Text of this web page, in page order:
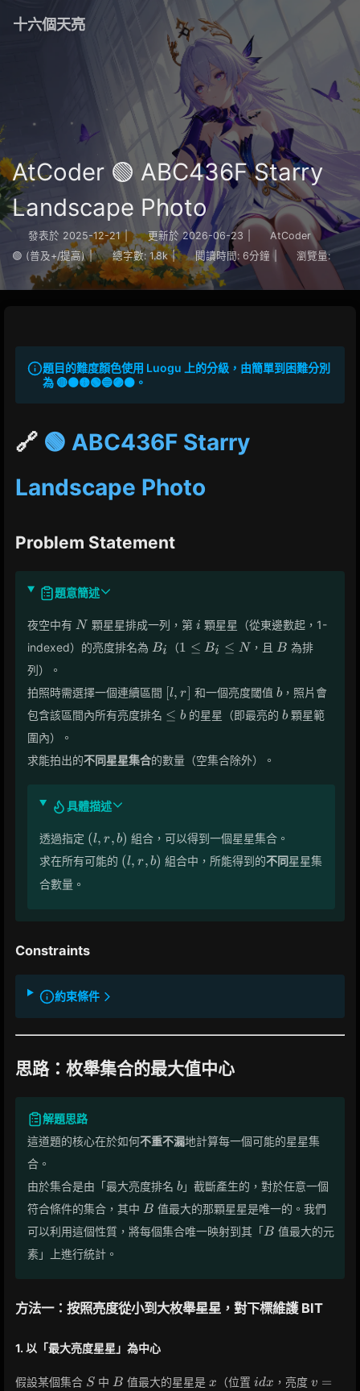
十六個天亮
AtCoder 🟢 ABC436F Starry
Landscape Photo
發表於 2025-12-21 | 更新於 2026-06-23
AtCoder
🟢 (普及+/提高) | 總字數: 1.8k | 閱讀時間: 6分鐘 瀏覽量:
題目的難度顏色使用 Luogu 上的分級，由簡單到困難分別
為 🔴🟠🟡🟢🔵🟣⚫。
🔗 🟢 ABC436F Starry
Landscape Photo
Problem Statement
題意簡述
夜空中有 N
N 顆星星排成一列，第 i
i 顆星星（從東邊數起，1-
indexed）的亮度排名為 B_i
Bi （1
\le
N
1 ≤ Bi ≤ N ，且 B
B 為排
列）。
拍照時需選擇一個連續區間 [l,
r]
l, r 和一個亮度閾值 b
b，照片會
包含該區間內所有亮度排名 \le
≤ b的星星（即最亮的 b
b顆星範
圍內）。
求能拍出的不同星星集合的數量（空集合除外）。
具體描述
透過指定 (l,
b)
(l, r, b) 組合，可以得到一個星星集合。
求在所有可能的 (l,
(l, r, b) 組合中，所能得到的不同星星集
合數量。
Constraints
約束條件
思路：枚舉集合的最大值中心
解題思路
這道題的核心在於如何不重不漏地計算每一個可能的星星集
合。
由於集合是由「最大亮度排名 b
b 」截斷產生的，對於任意一個
符合條件的集合，其中 B
B 值最大的那顆星星是唯一的。我們
可以利用這個性質，將每個集合唯一映射到其「B
B 值最大的元
素」上進行統計。
方法一：按照亮度從小到大枚舉星星，對下標維護 BIT
1. 以「最大亮度星星」為中心
假設某個集合 S
S中 B
B 值最大的星星是 x
x （位置 idx
idx ，亮度 v =
v =